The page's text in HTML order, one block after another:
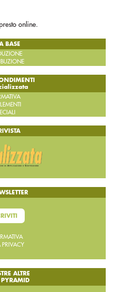
online.
BASE
PRIVACY
ALTRE